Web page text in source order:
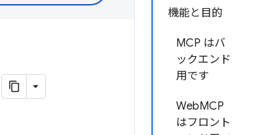
機能と目的
MCP はバ
ックエンド
用です
WebMCP
はフロント